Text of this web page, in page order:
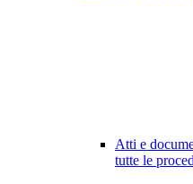
Atti e
tutte le